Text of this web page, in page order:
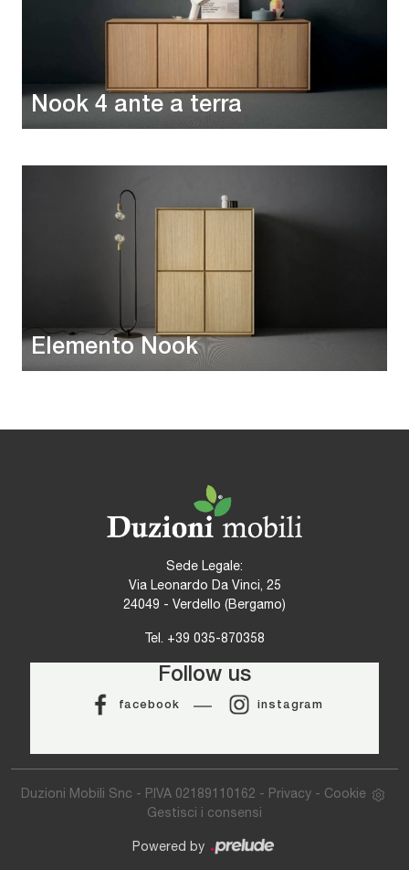
Nook 4 ante a terra
Elemento Nook
Sede Legale:
Via Leonardo Da Vinci, 25
24049 - Verdello (Bergamo)
Tel. +39 035-870358
Follow us
facebook instagram
Duzioni Mobili Snc - P.IVA 02189110162 - Privacy- Cookie
Gestisci i consensi
Powered by